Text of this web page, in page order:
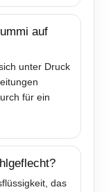
auf
unter Druck
für ein
das